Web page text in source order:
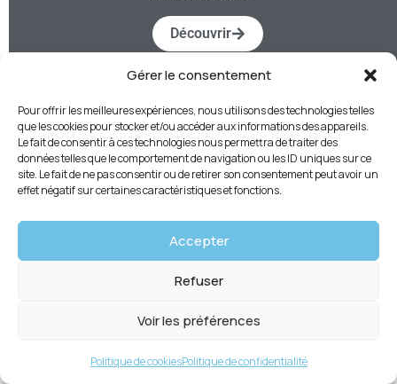
Gérer le consentement
Pour offrir les meilleures expériences, nous utilisons des technologies telles
que les cookies pour stocker et/ou accéder aux informations des appareils.
Le fait de consentir à ces technologies nous permettra de traiter des
données telles que le comportement de navigation ou les ID uniques sur ce
site. Le fait de ne pas consentir ou de retirer son consentement peut avoir un
effet négatif sur certaines caractéristiques et fonctions.
Accepter
Refuser
Voir les préférences
Politique de cookiesPolitique de confidentialité
Découvrir